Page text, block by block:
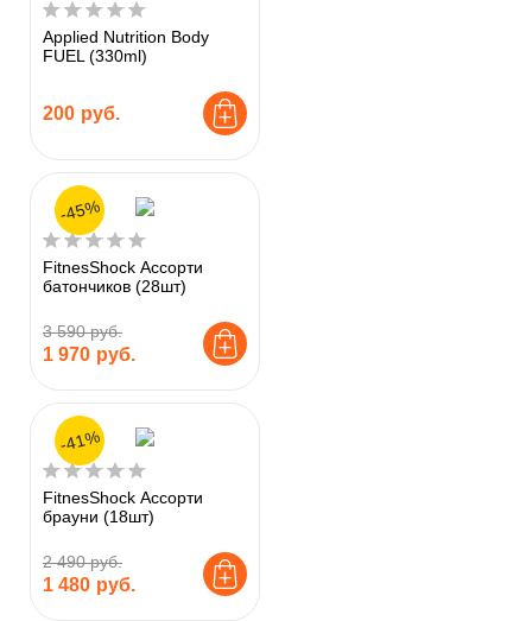
Applied Nutrition Body
FUEL (330ml)
200 руб.
FitnesShock Ассорти
батончиков (28шт)
3 590 руб.
1 970 руб.
-45%
FitnesShock Ассорти
брауни (18шт)
2 490 руб.
1 480 руб.
-41%